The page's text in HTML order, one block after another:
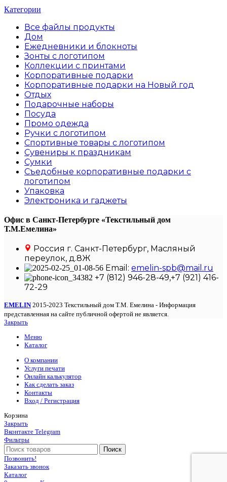
Категории
Все файлы продукты
Дом
Ежедневники и блокноты
Зонты с логотипом
Коллекции с принтами
Корпоративные подарки
Корпоративные подарки на Новый год
Отдых
Подарочные наборы
Посуда
Промо одежда
Ручки с логотипом
Спортивные товары с логотипом
Сувениры к праздникам
Сумки
Съедобные корпоративные подарки с
логотипом
Упаковка
Электроника и гаджеты
Офис в Санкт-Петербурге «Текстильный дом
Т.М.Емелина»
Россия г. Санкт-Петербург, Масляный
переулок, д.8Ж
Email: emelin-spb@mail.ru
+7 (812) 946-28-49,+7 (921) 416-
72-29
EMELIN 2015-2023 Текстильный дом Т.М. Емелина - Информация
представленная на сайте публичной офертой не является.
Закрыть
Меню
Каталог
О компании
Услуги печати
Онлайн калькулятор
Как сделать заказ
Контакты
Вход / Регистрация
Корзина
Закрыть
Вконтакте Telegram
Фильтры
Поиск
Позвонить!
Заказать звонок
Каталог